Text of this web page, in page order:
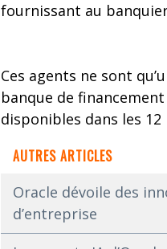
fournissant au
Ces agents ne sont
banque de
disponibles dans les
AUTRES ARTICLES
Oracle dévoile des
d’entreprise